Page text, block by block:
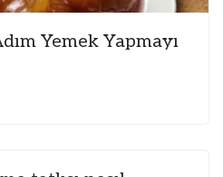
Yemek Yapmayı